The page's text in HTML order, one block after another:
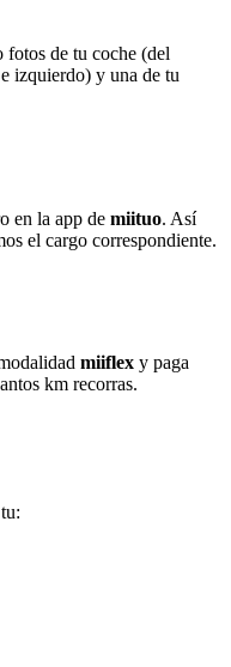
fotos de tu coche (del
izquierdo) y una de tu
en la app de miituo. Así
el cargo correspondiente.
miiflex y paga
km recorras.